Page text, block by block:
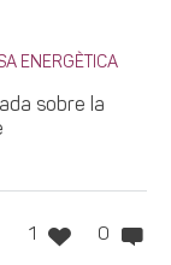
ENERGÈTICA
sobre la
1 0